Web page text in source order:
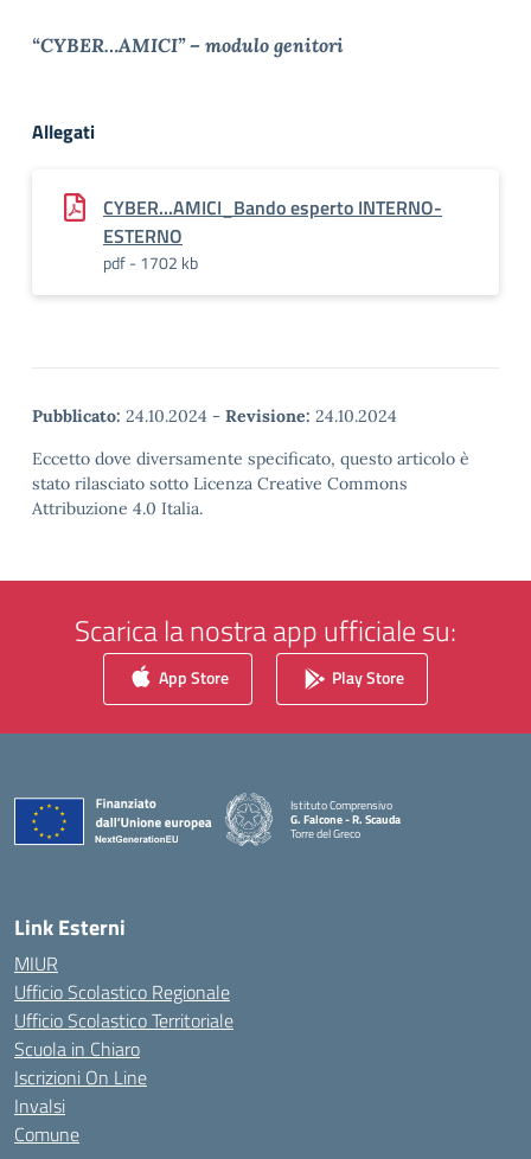
“CYBER…AMICI” – modulo genitori
Allegati
CYBER...AMICI_Bando esperto INTERNO-
ESTERNO
pdf - 1702 kb
Pubblicato: 24.10.2024 - Revisione: 24.10.2024
Eccetto dove diversamente specificato, questo articolo è
stato rilasciato sotto Licenza Creative Commons
Attribuzione 4.0 Italia.
Scarica la nostra app ufficiale su:
App Store Play Store
Istituto Comprensivo
G. Falcone - R. Scauda
Torre del Greco
Link Esterni
MIUR
Ufficio Scolastico Regionale
Ufficio Scolastico Territoriale
Scuola in Chiaro
Iscrizioni On Line
Invalsi
Comune